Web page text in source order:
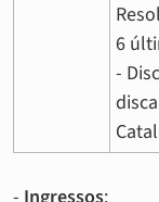
6
-